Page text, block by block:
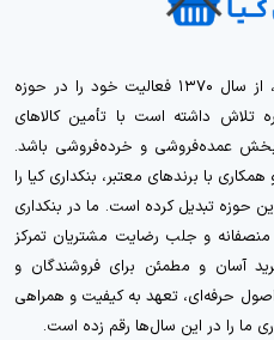
بنکداری کیا با بیش از سه دهه سابقه، از سال ۱۳۷۰ فعالیت خود را در حوزه
تلاش داشته است با تأمین کالاهای
بخش عمده‌فروشی و خرده‌فروشی باشد.
با برندهای معتبر، بنکداری کیا را
حوزه تبدیل کرده است. ما در بنکداری
منصفانه و جلب رضایت مشتریان تمرکز
آسان و مطمئن برای فروشندگان و
حرفه‌ای، تعهد به کیفیت و همراهی
ما را در این سال‌ها رقم زده است.